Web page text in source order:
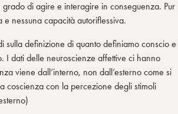
di agire e interagire in conseguenza. Pur
nessuna capacità autoriflessiva.
sulla definizione di quanto definiamo conscio e
I dati delle neuroscienze affettive ci hanno
viene dall’interno, non dall’esterno come si
coscienza con la percezione degli stimoli